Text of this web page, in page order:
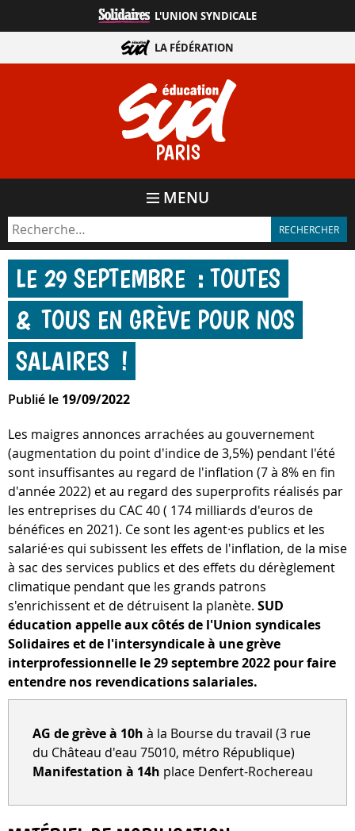
directement
contenu
PARIS
L'UNION SYNDICALE
LA FÉDÉRATION
MENU
LE 29 SEPTEMBRE : TOUTES
& TOUS EN GRÈVE POUR NOS
SALAIRES !
Publié le 19/09/2022
Les maigres annonces arrachées au gouvernement
(augmentation du point d'indice de 3,5%) pendant l'été
sont insuffisantes au regard de l'inflation (7 à 8% en fin
d'année 2022) et au regard des superprofits réalisés par
les entreprises du CAC 40 ( 174 milliards d'euros de
bénéfices en 2021). Ce sont les agent·es publics et les
salarié·es qui subissent les effets de l'inflation, de la mise
à sac des services publics et des effets du dérèglement
climatique pendant que les grands patrons
s'enrichissent et de détruisent la planète. SUD
éducation appelle aux côtés de l'Union syndicales
Solidaires et de l'intersyndicale à une grève
interprofessionnelle le 29 septembre 2022 pour faire
entendre nos revendications salariales.
AG de grève à 10h à la Bourse du travail (3 rue
du Château d'eau 75010, métro République)
Manifestation à 14h place Denfert-Rochereau